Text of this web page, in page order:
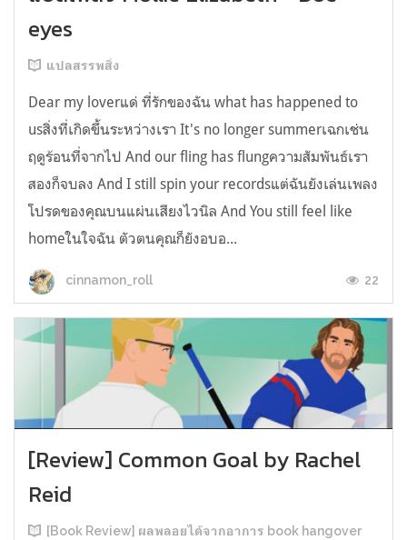
eyes
แปลสรรพสิ่ง
Dear my loverแด่ ที่รักของฉัน what has happened to
usสิ่งที่เกิดขึ้นระหว่างเรา It's no longer summerเฉกเช่น
ฤดูร้อนที่จากไป And our fling has flungความสัมพันธ์เรา
สองก็จบลง And I still spin your recordsแต่ฉันยังเล่นเพลง
โปรดของคุณบนแผ่นเสียงไวนิล And You still feel like
homeในใจฉัน ตัวตนคุณก็ยังอบอ...
cinnamon_roll 22
[Review] Common Goal by Rachel
Reid
[Book Review] ผลพลอยได้จากอาการ book hangover